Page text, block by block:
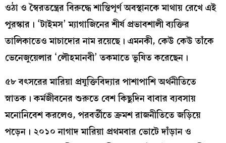
ওঠা ও স্বৈরতন্ত্রের বিরুদ্ধে শান্তিপূর্ণ অবস্থানকে মাথায় রেখে এই
পুরস্কার। ‘টাইমস’ ম্যাগাজিনের শীর্ষ প্রভাবশালী ব্যক্তির
তালিকাতেও মাচাদোর নাম রয়েছে। এমনকী, কেউ কেউ তাঁকে
ভেনেজুয়েলার ‘লৌহমানবী’ তকমাতে ভূষিত করেছেন।
৫৮ বৎসরের মারিয়া প্রযুক্তিবিদ্যার পাশাপাশি অর্থনীতিতে
স্নাতক। কর্মজীবনের শুরুতে বেশ কিছুদিন বাবার ব্যবসায়
মনোনিবেশ করলেও, পরবর্তীতে ক্রমশ রাজনীতিতে জড়িয়ে
পড়েন। ২০১০ নাগাদ মারিয়া প্রথমবার ভোটে দাঁড়ান ও